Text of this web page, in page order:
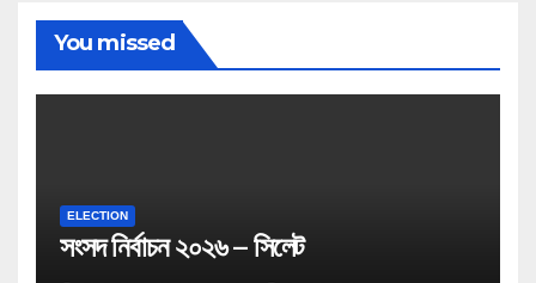
You missed
ELECTION
সংসদ নির্বাচন ২০২৬ – সিলেট